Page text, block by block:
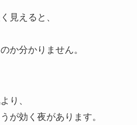
見えると、
か分かりません。
り、
が効く夜があります。